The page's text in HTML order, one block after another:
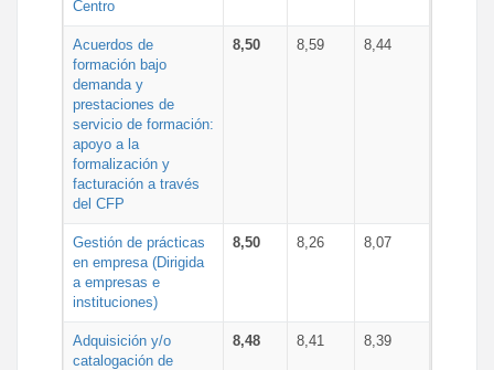
Centro
Acuerdos de
formación bajo
demanda y
prestaciones de
servicio de formación:
apoyo a la
formalización y
facturación a través
del CFP
8,50 8,59 8,44
Gestión de prácticas
en empresa (Dirigida
a empresas e
instituciones)
8,50 8,26 8,07
Adquisición y/o
catalogación de
8,48 8,41 8,39